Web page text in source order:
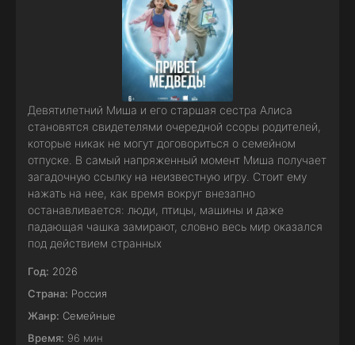
Девятилетний Миша и его старшая сестра Алиса
становятся свидетелями очередной ссоры родителей,
которые никак не могут договориться о семейном
отпуске. В самый напряженный момент Миша получает
загадочную ссылку на неизвестную игру. Стоит ему
нажать на нее, как время вокруг внезапно
останавливается: люди, птицы, машины и даже
падающая чашка замирают, словно весь мир оказался
под действием странных
Год: 2026
Страна: Россия
Жанр: Семейные
Время: 96 мин